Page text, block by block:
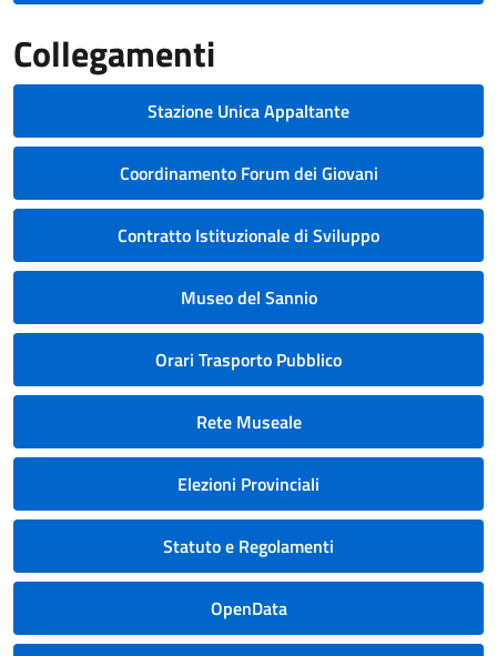
Collegamenti
Stazione Unica Appaltante
Coordinamento Forum dei Giovani
Contratto Istituzionale di Sviluppo
Museo del Sannio
Orari Trasporto Pubblico
Rete Museale
Elezioni Provinciali
Statuto e Regolamenti
OpenData